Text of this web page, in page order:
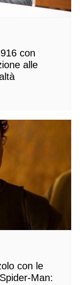
con
alle
con le
Man: